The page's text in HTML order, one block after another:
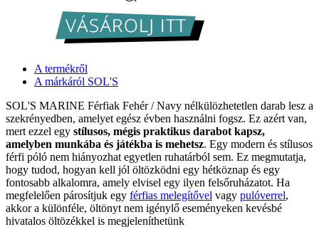
A termékről
A márkáról SOL'S
SOL'S MARINE Férfiak Fehér / Navy nélkülözhetetlen darab lesz a
szekrényedben, amelyet egész évben használni fogsz. Ez azért van,
mert ezzel egy stílusos, mégis praktikus darabot kapsz,
amelyben munkába és játékba is mehetsz. Egy modern és stílusos
férfi póló nem hiányozhat egyetlen ruhatárból sem. Ez megmutatja,
hogy tudod, hogyan kell jól öltözködni egy hétköznap és egy
fontosabb alkalomra, amely elvisel egy ilyen felsőruházatot. Ha
megfelelően párosítjuk egy férfias melegítővel vagy pulóverrel,
akkor a különféle, öltönyt nem igénylő eseményeken kevésbé
hivatalos öltözékkel is megjeleníthetünk